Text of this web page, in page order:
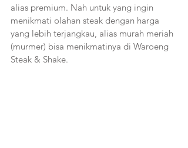
alias premium. Nah untuk yang ingin
menikmati olahan steak dengan harga
yang lebih terjangkau, alias murah meriah
(murmer) bisa menikmatinya di Waroeng
Steak & Shake.